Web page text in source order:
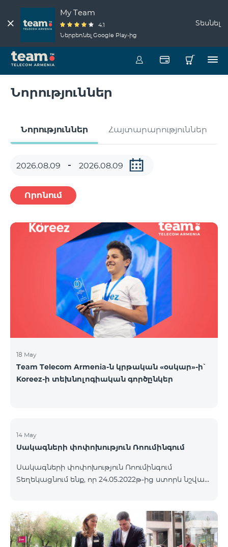
My Team
4.1
Ներբեռնել Google Play-ից
Տեսնել
Նորություններ
Նորություններ Հայտարարություններ
Որոնում
18 May
Team Telecom Armenia-ն կրթական «օսկար»-ի՝
Koreez-ի տեխնոլոգիական գործընկեր
14 May
Սակագների փոփոխություն Ռոումինգում
Սակագների փոփոխություն Ռոումինգում
Տեղեկացնում ենք, որ 24.05.2022թ-ից ստորև նշված
զանգեր դեպի Հայաստան՝ 2500 դրամ/րոպե
Ելքային զանգեր Միջազգային՝ 2500 դրամ/րոպե
Ելքային զանգեր տեղական՝ 800 դրամ/րոպե SMS՝